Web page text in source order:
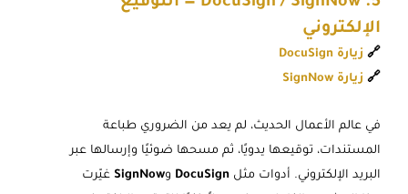
الإلكتروني
🔗 زيارة DocuSign
🔗 زيارة SignNow
في عالم الأعمال الحديث، لم يعد من الضروري طباعة
المستندات، توقيعها يدويًا، ثم مسحها ضوئيًا وإرسالها عبر
البريد الإلكتروني. أدوات مثل DocuSign وSignNow غيّرت